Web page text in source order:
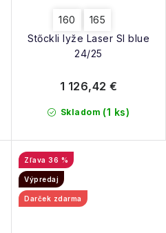
Stőckli lyže Laser Sl blue
24/25
160 165
Skladom (1 ks)
1 126,42 €
36 %
Výpredaj
Darček zdarma